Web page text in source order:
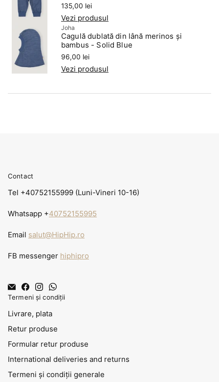
Preț
135,00 lei
Vezi produsul
Joha
Cagulă dublată din lână merinos și
bambus - Solid Blue
Preț
96,00 lei
Vezi produsul
Contact
Tel +40752155999 (Luni-Vineri 10-16)
Whatsapp +40752155995
Email salut@HipHip.ro
FB messenger hiphipro
Termeni și condiții
Livrare, plata
Retur produse
Formular retur produse
International deliveries and returns
Termeni și condiții generale